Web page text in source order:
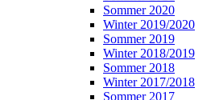
Sommer 2020
Winter 2019/2020
Sommer 2019
Winter 2018/2019
Sommer 2018
Winter 2017/2018
Sommer 2017